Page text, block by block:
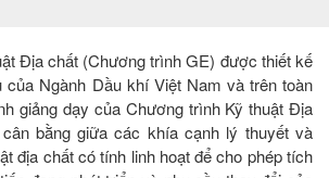
Địa chất (Chương trình GE) được thiết kế
Ngành Dầu khí Việt Nam và trên toàn
giảng dạy của Chương trình Kỹ thuật Địa
bằng giữa các khía cạnh lý thuyết và
địa chất có tính linh hoạt để cho phép tích